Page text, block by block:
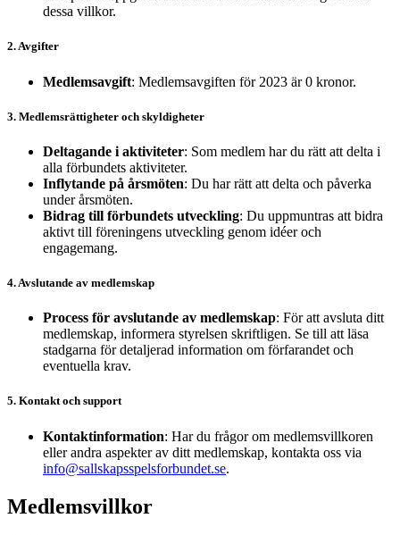
dessa villkor.
2. Avgifter
Medlemsavgift: Medlemsavgiften för 2023 är 0 kronor.
3. Medlemsrättigheter och skyldigheter
Deltagande i aktiviteter: Som medlem har du rätt att delta i
alla förbundets aktiviteter.
Inflytande på årsmöten: Du har rätt att delta och påverka
under årsmöten.
Bidrag till förbundets utveckling: Du uppmuntras att bidra
aktivt till föreningens utveckling genom idéer och
engagemang.
4. Avslutande av medlemskap
Process för avslutande av medlemskap: För att avsluta ditt
medlemskap, informera styrelsen skriftligen. Se till att läsa
stadgarna för detaljerad information om förfarandet och
eventuella krav.
5. Kontakt och support
Kontaktinformation: Har du frågor om medlemsvillkoren
eller andra aspekter av ditt medlemskap, kontakta oss via
info@sallskapsspelsforbundet.se.
Medlemsvillkor